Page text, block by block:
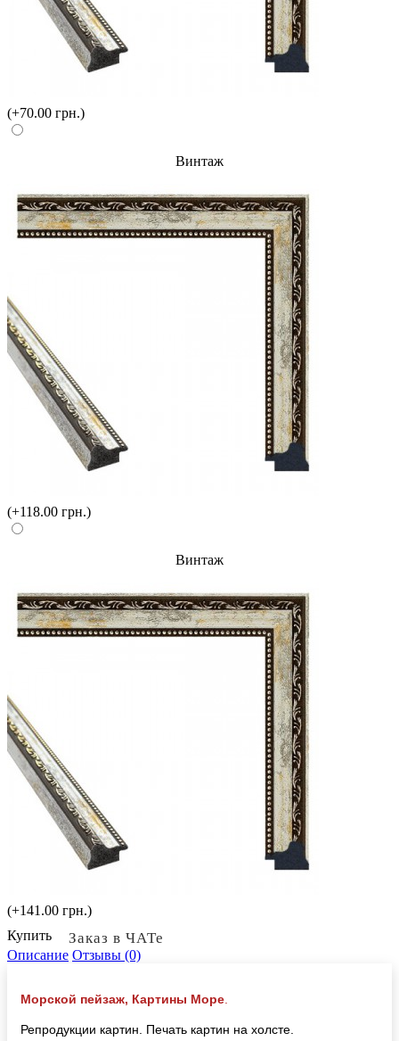
(+70.00 грн.)
Винтаж
(+118.00 грн.)
Винтаж
(+141.00 грн.)
Купить
Заказ в ЧАТе
Описание Отзывы (0)
Морской пейзаж, Картины Море
Репродукции картин. Печать картин на холсте.